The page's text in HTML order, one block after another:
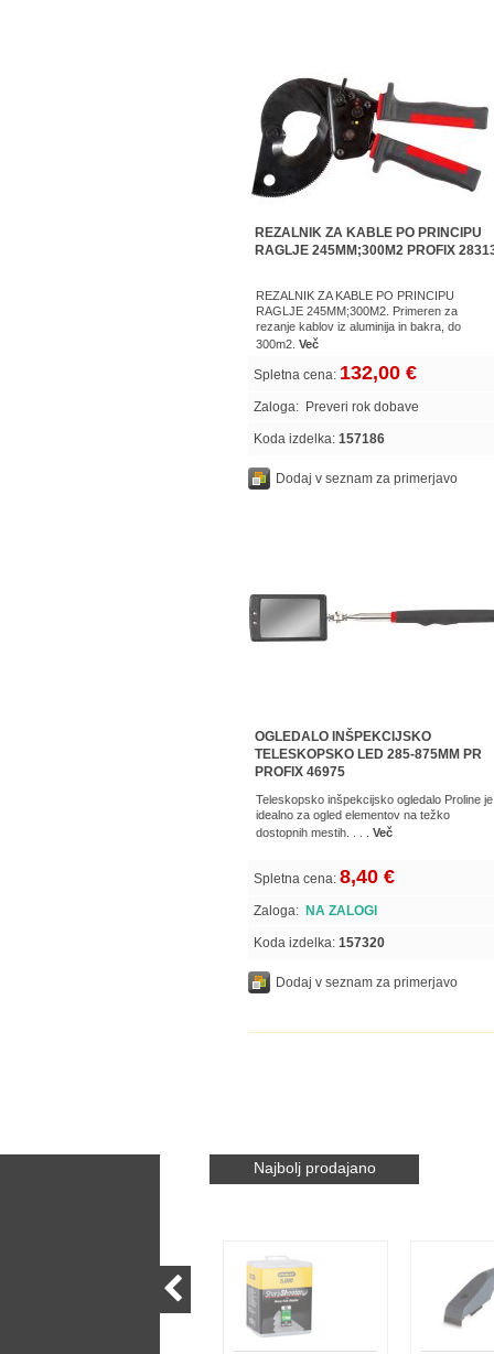
REZALNIK ZA KABLE PO PRINCIPU
RAGLJE 245MM;300M2 PROFIX
REZALNIK ZA KABLE PO PRINCIPU
RAGLJE 245MM;300M2. Primeren za
rezanje kablov iz aluminija in bakra, do
300m2. Več
Spletna cena: 132,00 €
Zaloga: Preveri rok dobave
Koda izdelka: 157186
Dodaj v seznam za primerjavo
OGLEDALO INŠPEKCIJSKO
TELESKOPSKO LED 285-875MM PR
PROFIX 46975
Teleskopsko inšpekcijsko ogledalo Proline je
idealno za ogled elementov na težko
dostopnih mestih. . . . Več
Spletna cena: 8,40 €
Zaloga: NA ZALOGI
Koda izdelka: 157320
Dodaj v seznam za primerjavo
Najbolj prodajano